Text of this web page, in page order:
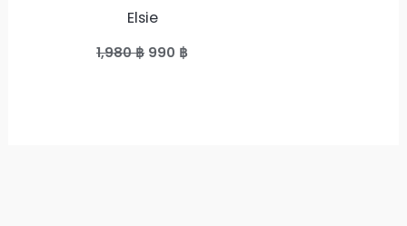
Elsie
1,980฿ Original
price
990 ฿